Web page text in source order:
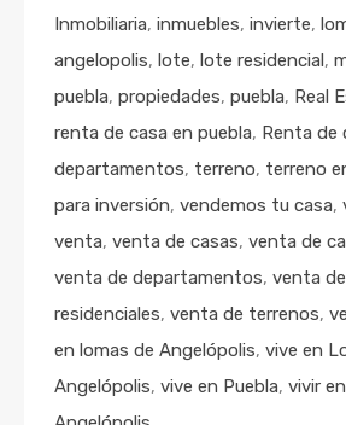
Inmobiliaria, inmuebles, invierte,
angelopolis, lote, lote residencial,
puebla, propiedades, puebla, Real
renta de casa en puebla, Renta de
departamentos, terreno, terreno
para inversión, vendemos tu casa,
venta, venta de casas, venta de
venta de departamentos, venta
residenciales, venta de terrenos,
en lomas de Angelópolis, vive en
Angelópolis, vive en Puebla, vivir